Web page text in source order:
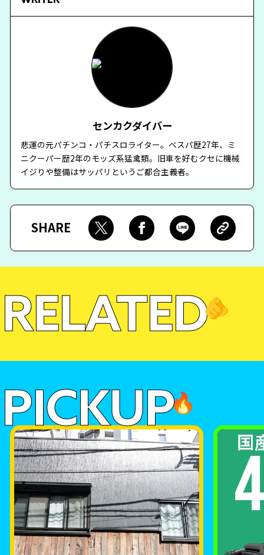
センカクダイバー
悲運の元パチンコ・パチスロライター。ベスパ歴27年、ミ
ニクーパー歴2年のモッズ系猛禽類。旧車を好むクセに機械
イジりや整備はサッパリというご都合主義者。
SHARE
RELATED🫵
PICKUP🔥